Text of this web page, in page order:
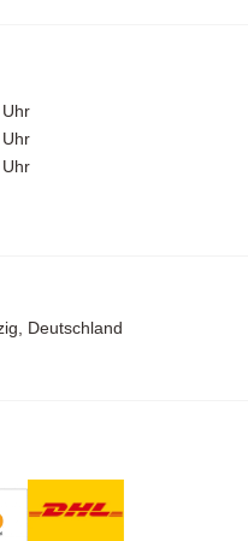
Deutschland